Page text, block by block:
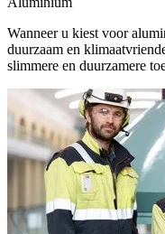
Wanneer u kiest voor
duurzaam en
slimmere en duurzamere